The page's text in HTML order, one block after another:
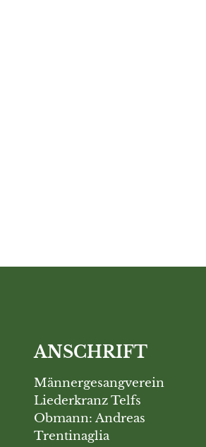
ANSCHRIFT
Männergesangverein
Liederkranz Telfs
Obmann: Andreas
Trentinaglia